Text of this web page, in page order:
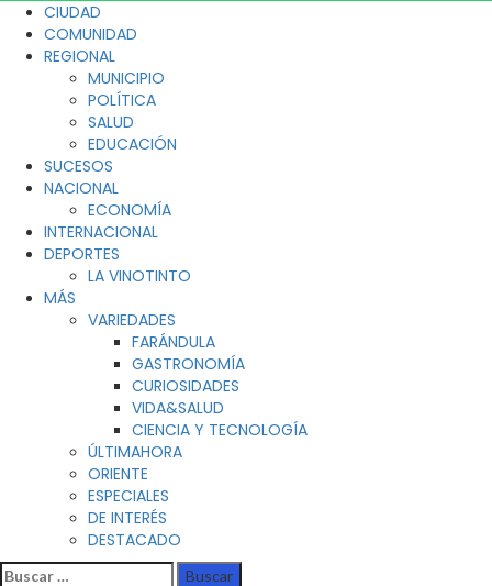
CIUDAD
COMUNIDAD
REGIONAL
MUNICIPIO
POLÍTICA
SALUD
EDUCACIÓN
SUCESOS
NACIONAL
ECONOMÍA
INTERNACIONAL
DEPORTES
LA VINOTINTO
MÁS
VARIEDADES
FARÁNDULA
GASTRONOMÍA
CURIOSIDADES
VIDA&SALUD
CIENCIA Y TECNOLOGÍA
ÚLTIMAHORA
ORIENTE
ESPECIALES
DE INTERÉS
DESTACADO